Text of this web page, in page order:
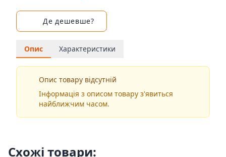
Де дешевше?
Опис Характеристики
Опис товару відсутній
Інформація з описом товару з'явиться
найближчим часом.
Схожі товари: